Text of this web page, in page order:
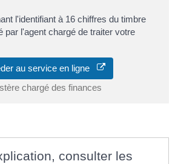
l'identifiant à 16 chiffres du timbre
par l'agent chargé de traiter votre
au service en ligne
chargé des finances
consulter les